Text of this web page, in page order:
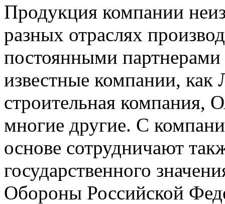
Продукция компании
разных отраслях
постоянными
известные компании, как
строительная компания,
многие другие. С
основе сотрудничают
государственного
Обороны Российской